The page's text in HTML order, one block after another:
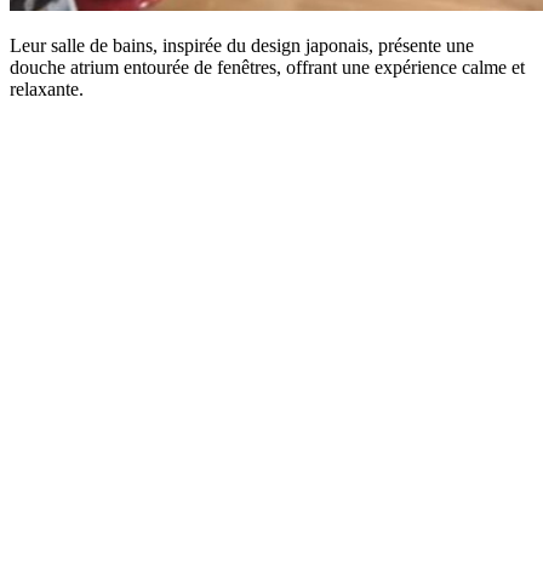
Leur salle de bains, inspirée du design japonais, présente une
douche atrium entourée de fenêtres, offrant une expérience calme et
relaxante.